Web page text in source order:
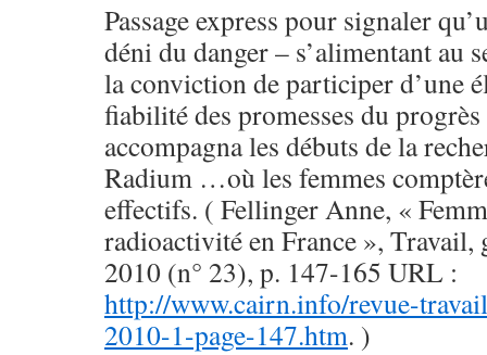
Passage express pour signaler
déni du danger – s’alimentant au
la conviction de participer d’une
fiabilité des promesses du
accompagna les débuts de la
Radium …où les femmes
effectifs. ( Fellinger Anne, «
radioactivité en France », Travail,
2010 (n° 23), p. 147-165 URL :
http://www.cairn.info/revue-
2010-1-page-147.htm. )